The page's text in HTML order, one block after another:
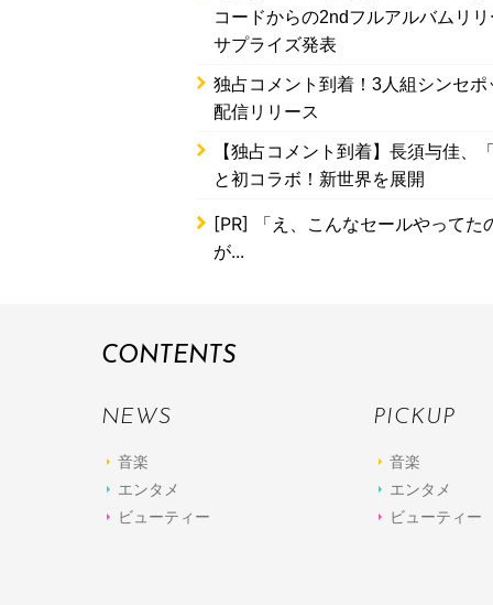
コードからの2ndフルアルバムリ
サプライズ発表
独占コメント到着！3人組シンセ
配信リリース
【独占コメント到着】長須与佳、
と初コラボ！新世界を展開
[PR] 「え、こんなセールやって
が...
CONTENTS
NEWS
音楽
エンタメ
ビューティー
PICKUP
音楽
エンタメ
ビューティー